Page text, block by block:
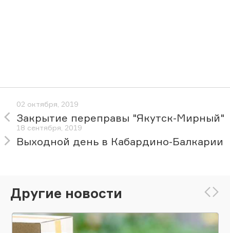
02 октября, 2019
Закрытие переправы "Якутск-Мирный"
18 сентября, 2019
Выходной день в Кабардино-Балкарии
Другие новости